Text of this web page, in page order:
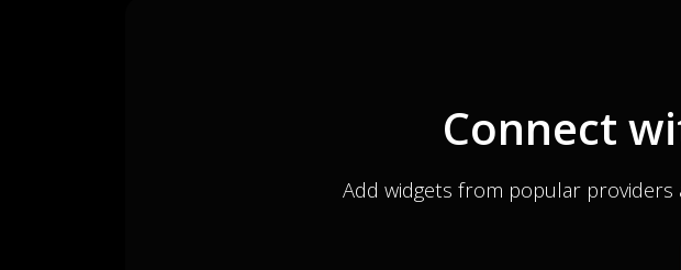
Connect
Add widgets from popular